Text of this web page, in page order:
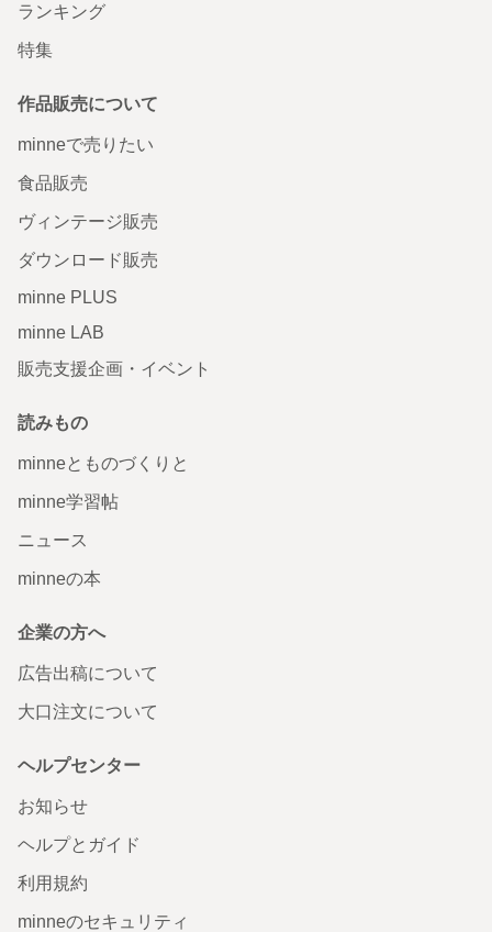
ランキング
特集
作品販売について
minneで売りたい
食品販売
ヴィンテージ販売
ダウンロード販売
minne PLUS
minne LAB
販売支援企画・イベント
読みもの
minneとものづくりと
minne学習帖
ニュース
minneの本
企業の方へ
広告出稿について
大口注文について
ヘルプセンター
お知らせ
ヘルプとガイド
利用規約
minneのセキュリティ